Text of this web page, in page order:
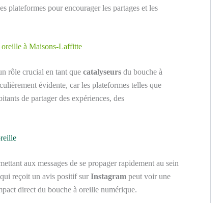
plateformes pour encourager les partages et les
oreille à Maisons-Laffitte
rôle crucial en tant que catalyseurs du bouche à
évidente, car les plateformes telles que
de partager des expériences, des
aux messages de se propager rapidement au sein
qui reçoit un avis positif sur Instagram peut voir une
direct du bouche à oreille numérique.